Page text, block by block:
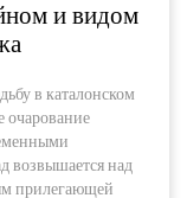
и видом
в каталонском
очарование
возвышается над
прилегающей